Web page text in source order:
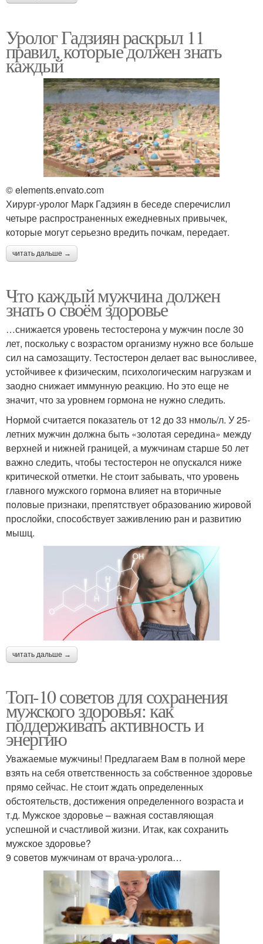
Уролог Гадзиян раскрыл 11
правил, которые должен знать
каждый
© elements.envato.com
Хирург-уролог Марк Гадзиян в беседе сперечислил
четыре распространенных ежедневных привычек,
которые могут серьезно вредить почкам, передает.
читать дальше →
Что каждый мужчина должен
знать о своём здоровье
…снижается уровень тестостерона у мужчин после 30
лет, поскольку с возрастом организму нужно все больше
сил на самозащиту. Тестостерон делает вас выносливее,
устойчивее к физическим, психологическим нагрузкам и
заодно снижает иммунную реакцию. Но это еще не
значит, что за уровнем гормона не нужно следить.
Нормой считается показатель от 12 до 33 нмоль/л. У 25-
летних мужчин должна быть «золотая середина» между
верхней и нижней границей, а мужчинам старше 50 лет
важно следить, чтобы тестостерон не опускался ниже
критической отметки. Не стоит забывать, что уровень
главного мужского гормона влияет на вторичные
половые признаки, препятствует образованию жировой
прослойки, способствует заживлению ран и развитию
мышц.
читать дальше →
Топ-10 советов для сохранения
мужского здоровья: как
поддерживать активность и
энергию
Уважаемые мужчины! Предлагаем Вам в полной мере
взять на себя ответственность за собственное здоровье
прямо сейчас. Не стоит ждать определенных
обстоятельств, достижения определенного возраста и
т.д. Мужское здоровье – важная составляющая
успешной и счастливой жизни. Итак, как сохранить
мужское здоровье?
9 советов мужчинам от врача-уролога…